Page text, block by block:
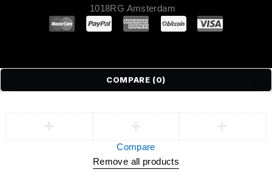
1018RG Amsterdam
COMPARE (0)
Compare
Remove all products